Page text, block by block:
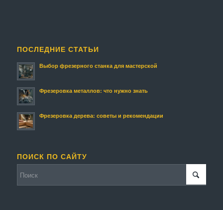
ПОСЛЕДНИЕ СТАТЬИ
Выбор фрезерного станка для мастерской
Фрезеровка металлов: что нужно знать
Фрезеровка дерева: советы и рекомендации
ПОИСК ПО САЙТУ